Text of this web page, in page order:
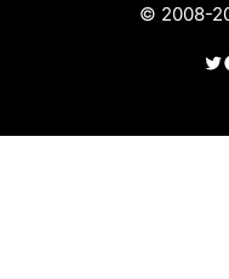
© 2008-
X